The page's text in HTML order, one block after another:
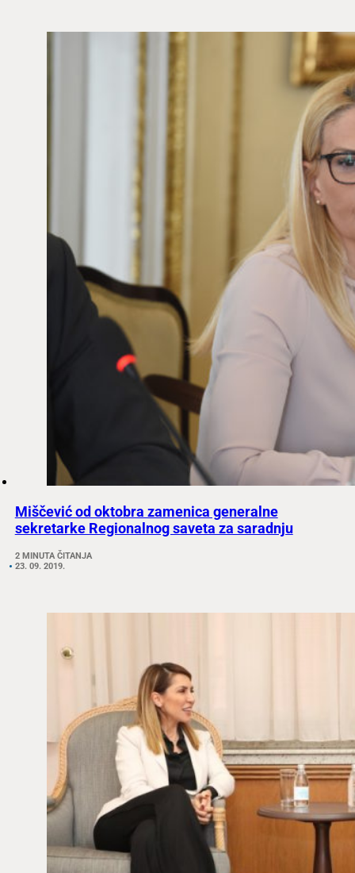
Miščević od oktobra zamenica generalne
sekretarke Regionalnog saveta za saradnju
2 MINUTA ČITANJA
23. 09. 2019.